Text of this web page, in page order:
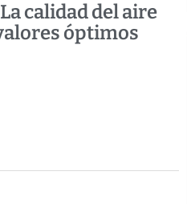
calidad del aire
óptimos